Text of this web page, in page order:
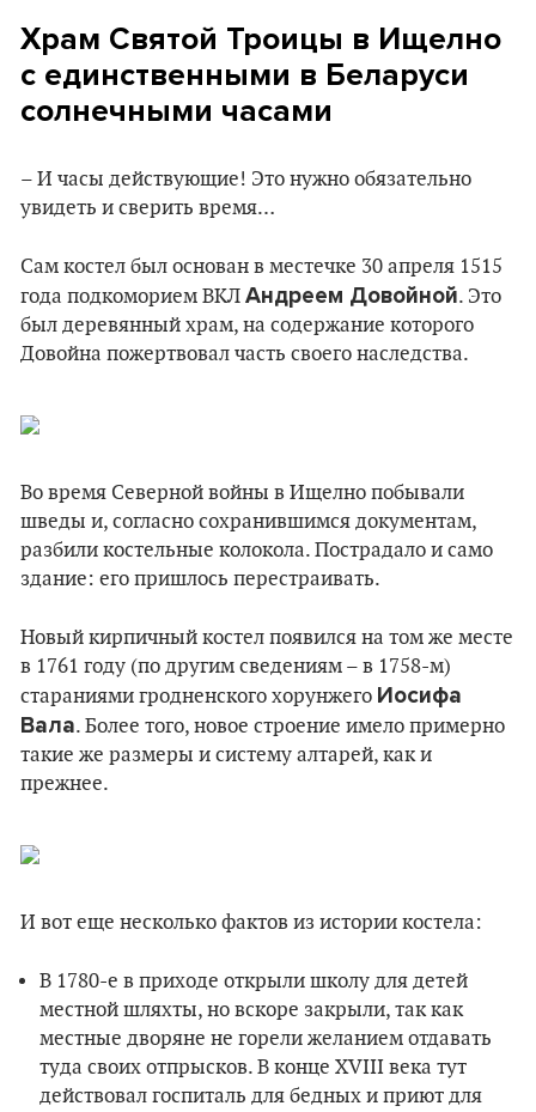
Храм Святой Троицы в Ищелно
с единственными в Беларуси
солнечными часами
– И часы действующие! Это нужно обязательно
увидеть и сверить время…
Сам костел был основан в местечке 30 апреля 1515
года подкоморием ВКЛ Андреем Довойной. Это
был деревянный храм, на содержание которого
Довойна пожертвовал часть своего наследства.
Во время Северной войны в Ищелно побывали
шведы и, согласно сохранившимся документам,
разбили костельные колокола. Пострадало и само
здание: его пришлось перестраивать.
Новый кирпичный костел появился на том же месте
в 1761 году (по другим сведениям – в 1758-м)
стараниями гродненского хорунжего Иосифа
Вала. Более того, новое строение имело примерно
такие же размеры и систему алтарей, как и
прежнее.
И вот еще несколько фактов из истории костела:
В 1780-е в приходе открыли школу для детей
местной шляхты, но вскоре закрыли, так как
местные дворяне не горели желанием отдавать
туда своих отпрысков. В конце XVIII века тут
действовал госпиталь для бедных и приют для